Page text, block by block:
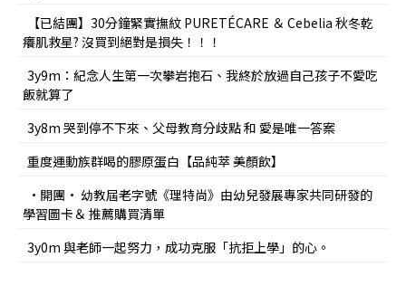
【已結團】30分鐘緊實撫紋 PURETÉCARE ＆ Cebelia 秋冬乾
癢肌救星? 沒買到絕對是損失！！！
3y9m：紀念人生第一次攀岩抱石、我終於放過自己孩子不愛吃
飯就算了
3y8m 哭到停不下來、父母教育分歧點 和 愛是唯一答案
重度運動族群喝的膠原蛋白【品純萃 美顏飲】
•開團• 幼教屆老字號《理特尚》由幼兒發展專家共同研發的
學習圖卡＆ 推薦購買清單
3y0m 與老師一起努力，成功克服「抗拒上學」的心。